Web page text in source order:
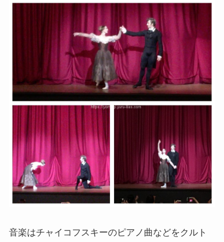
音楽はチャイコフスキーのピアノ曲などをクルト